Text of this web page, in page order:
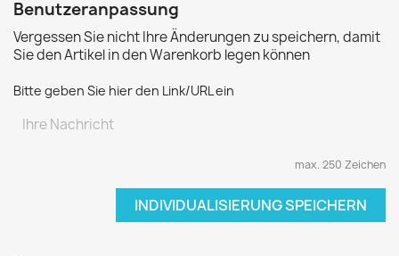
Benutzeranpassung
Vergessen Sie nicht Ihre Änderungen zu speichern, damit
Sie den Artikel in den Warenkorb legen können
Bitte geben Sie hier den Link/URL ein
max. 250 Zeichen
INDIVIDUALISIERUNG SPEICHERN